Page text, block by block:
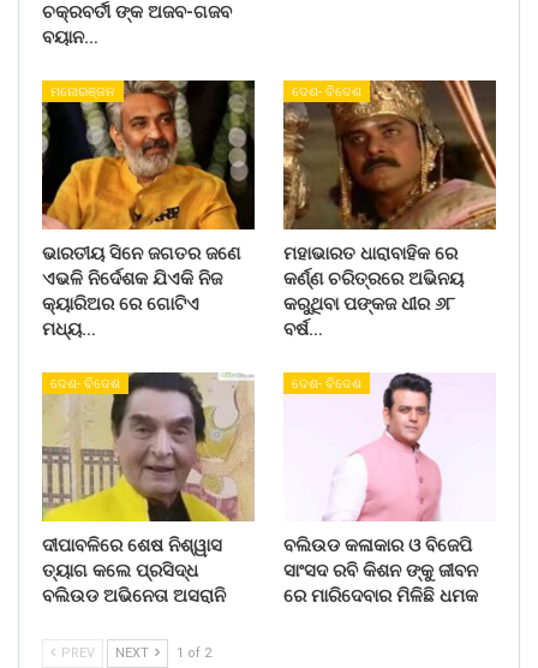
ଚକ୍ରବର୍ତୀ ଙ୍କ ଅଜବ-ଗଜବ
ବୟାନ…
ମନୋରଞ୍ଜନ
ଭାରତୀୟ ସିନେ ଜଗତର ଜଣେ
ଏଭଳି ନିର୍ଦେଶକ ଯିଏକି ନିଜ
କ୍ୟାରିଅର ରେ ଗୋଟିଏ
ମଧ୍ୟ…
ଦେଶ- ବିଦେଶ
ମହାଭାରତ ଧାରାବାହିକ ରେ
କର୍ଣ୍ଣ ଚରିତ୍ରରେ ଅଭିନୟ
କରୁଥିବା ପଙ୍କଜ ଧୀର ୬୮
ବର୍ଷ…
ଦେଶ- ବିଦେଶ
ଦୀପାବଳିରେ ଶେଷ ନିଶ୍ୱାସ
ତ୍ୟାଗ କଲେ ପ୍ରସିଦ୍ଧ
ବଲିଉଡ ଅଭିନେତା ଅସରାନି
ଦେଶ- ବିଦେଶ
ବଲିଉଡ କଳାକାର ଓ ବିଜେପି
ସାଂସଦ ରବି କିଶନ ଙ୍କୁ ଜୀବନ
ରେ ମାରିଦେବାର ମିଳିଛି ଧମକ
PREV NEXT 1 of 2